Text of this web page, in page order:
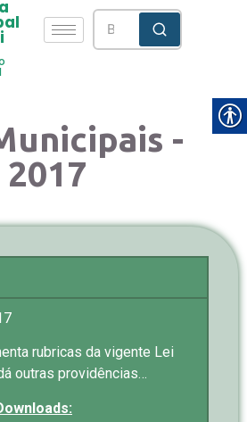
-
2017
rubricas da vigente Lei
outras providências…